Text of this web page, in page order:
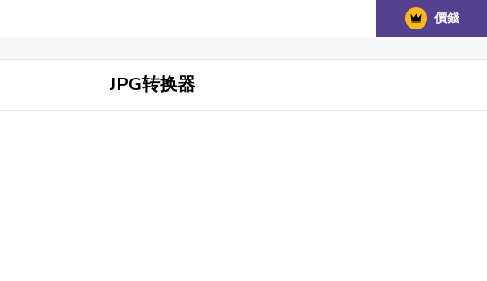
價錢
JPG转换器